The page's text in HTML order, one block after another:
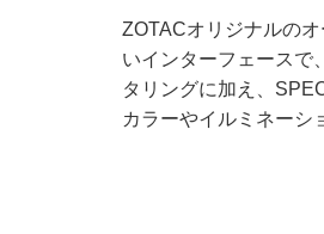
ZOTACオリジナルの
いインターフェースで
タリングに加え、
カラーやイルミネーシ